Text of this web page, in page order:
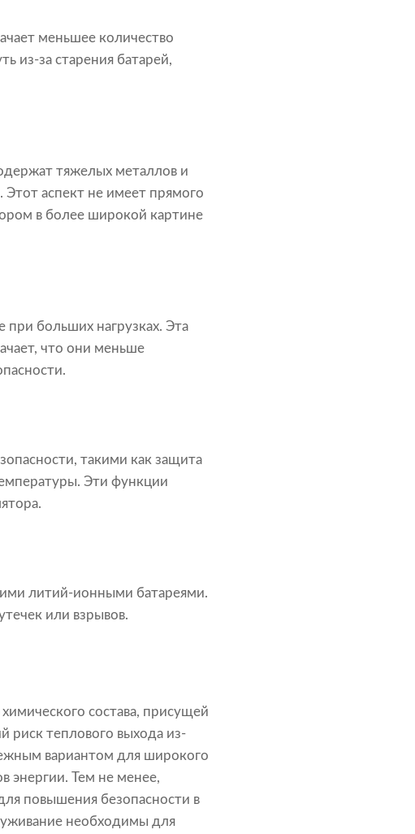
меньшее количество
из-за старения батарей,
тяжелых металлов и
аспект не имеет прямого
в более широкой картине
больших нагрузках. Эта
что они меньше
такими как защита
Эти функции
литий-ионными батареями.
или взрывов.
состава, присущей
риск теплового выхода из-
вариантом для широкого
энергии. Тем не менее,
повышения безопасности в
необходимы для